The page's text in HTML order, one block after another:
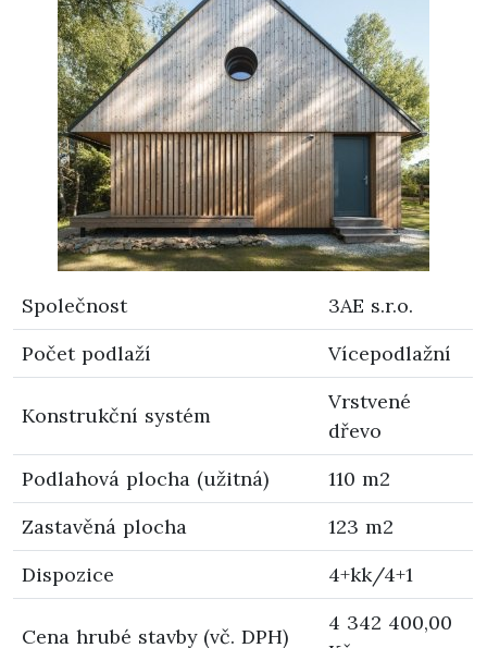
Společnost
3AE s.r.o.
Počet podlaží
Vícepodlažní
Konstrukční systém
Vrstvené
dřevo
Podlahová plocha (užitná)
110 m2
Zastavěná plocha
123 m2
Dispozice
4+kk/4+1
Cena hrubé stavby (vč. DPH)
4 342 400,00